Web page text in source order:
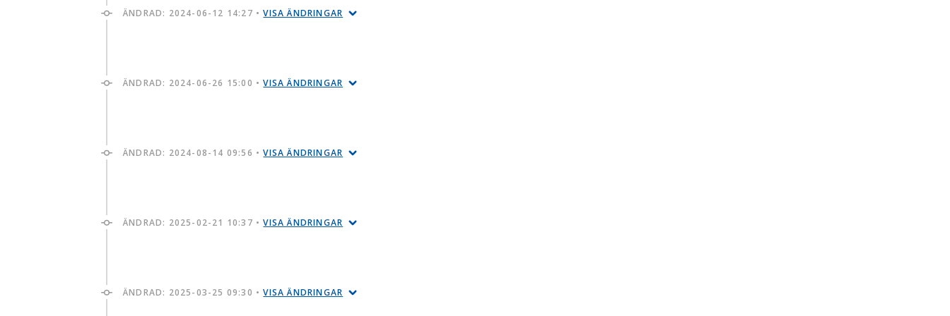
ÄNDRAD: 2024-06-12 14:27 •VISA ÄNDRINGAR
ÄNDRAD: 2024-06-26 15:00 •VISA ÄNDRINGAR
ÄNDRAD: 2024-08-14 09:56 •VISA ÄNDRINGAR
ÄNDRAD: 2025-02-21 10:37 •VISA ÄNDRINGAR
ÄNDRAD: 2025-03-25 09:30 •VISA ÄNDRINGAR